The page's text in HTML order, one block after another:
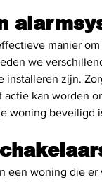
manier
we
installeren zijn.
actie kan worden
woning beveiligd
een woning die